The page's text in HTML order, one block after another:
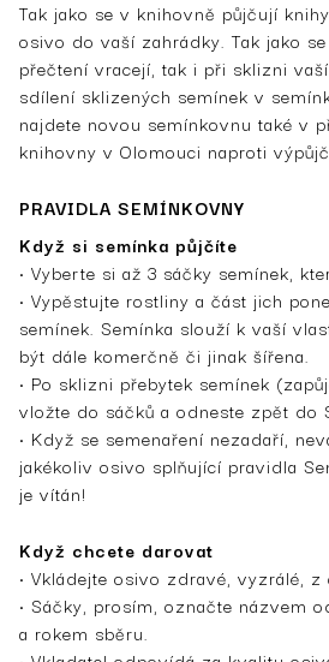
Tak jako se v knihovně půjčují
osivo do vaší zahrádky. Tak jako
přečtení vracejí, tak i při sklizni
sdílení sklizených semínek v
najdete novou semínkovnu také v
knihovny v Olomouci naproti
PRAVIDLA SEMÍNKOVNY
Když si semínka půjčíte
• Vyberte si až 3 sáčky semínek,
• Vypěstujte rostliny a část jich
semínek. Semínka slouží k vaší
být dále komerčně či jinak šířena.
• Po sklizni přebytek semínek
vložte do sáčků a odneste zpět do
• Když se semenaření nezadaří,
jakékoliv osivo splňující pravidla
je vítán!
Když chcete darovat
• Vkládejte osivo zdravé, vyzrálé,
• Sáčky, prosím, označte názvem
a rokem sběru.